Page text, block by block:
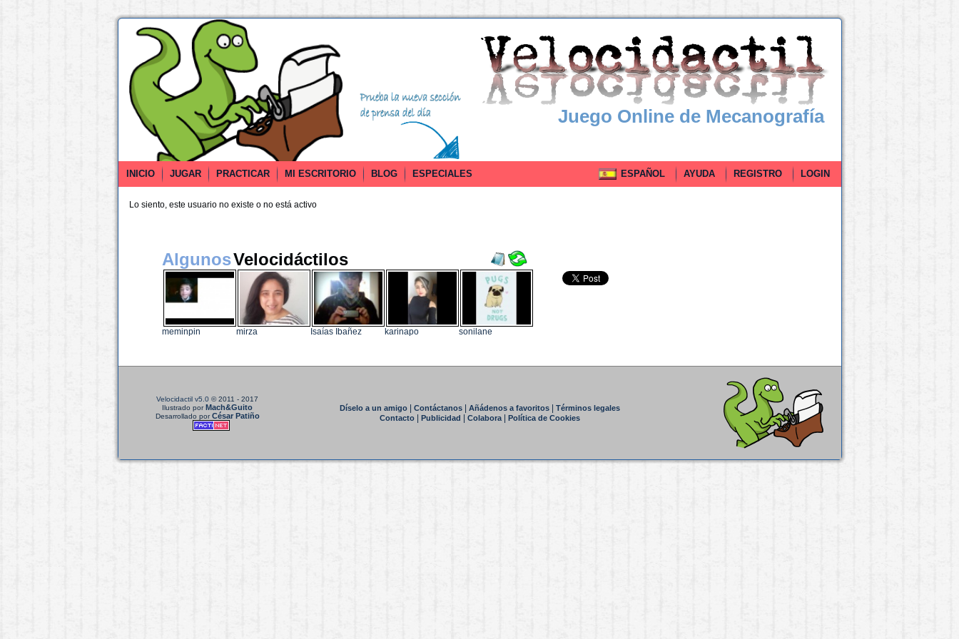
Juego Online de Mecanografía
INICIO JUGAR PRACTICAR MI ESCRITORIO BLOG ESPECIALES ESPAÑOL AYUDA REGISTRO LOGIN
Lo siento, este usuario no existe o no está activo
AlgunosVelocidáctilos
meminpin mirza Isaías Ibañez karinapo sonilane
Velocidactil v5.0 © 2011 - 2017
Ilustrado porMach&Guito
Desarrollado porCésar Patiño
Díselo a un amigo| Contáctanos| Añádenos a favoritos|
Términos legales
Contacto| Publicidad Colabora| Política de Cookies